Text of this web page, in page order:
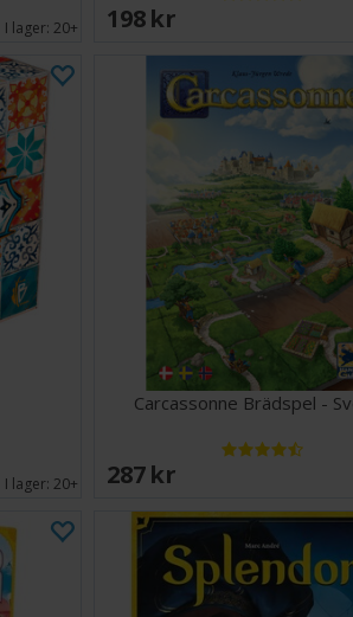
I lager:20+ 198 SEK
I lager:20+
Carcassonne Brädspel -
287 SEK